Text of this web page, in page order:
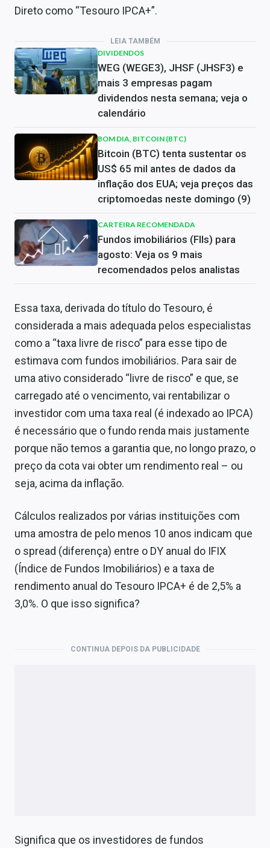
Direto como “Tesouro IPCA+”.
LEIA TAMBÉM
DIVIDENDOS
WEG (WEGE3), JHSF (JHSF3) e
mais 3 empresas pagam
dividendos nesta semana; veja o
calendário
BOM DIA, BITCOIN (BTC)
Bitcoin (BTC) tenta sustentar os
US$ 65 mil antes de dados da
inflação dos EUA; veja preços das
criptomoedas neste domingo (9)
CARTEIRA RECOMENDADA
Fundos imobiliários (FIIs) para
agosto: Veja os 9 mais
recomendados pelos analistas
Essa taxa, derivada do título do Tesouro, é
considerada a mais adequada pelos especialistas
como a “taxa livre de risco” para esse tipo de
estimava com fundos imobiliários. Para sair de
uma ativo considerado “livre de risco” e que, se
carregado até o vencimento, vai rentabilizar o
investidor com uma taxa real (é indexado ao IPCA)
é necessário que o fundo renda mais justamente
porque não temos a garantia que, no longo prazo, o
preço da cota vai obter um rendimento real – ou
seja, acima da inflação.
Cálculos realizados por várias instituições com
uma amostra de pelo menos 10 anos indicam que
o spread (diferença) entre o DY anual do IFIX
(Índice de Fundos Imobiliários) e a taxa de
rendimento anual do Tesouro IPCA+ é de 2,5% a
3,0%. O que isso significa?
CONTINUA DEPOIS DA PUBLICIDADE
Significa que os investidores de fundos